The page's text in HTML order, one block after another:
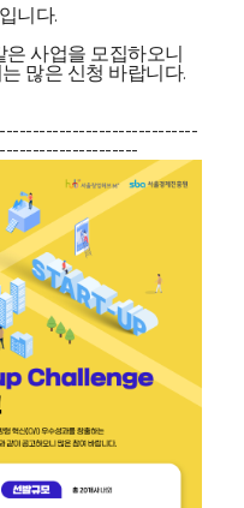
니다.
사업을 모집하오니
많은 신청 바랍니다.